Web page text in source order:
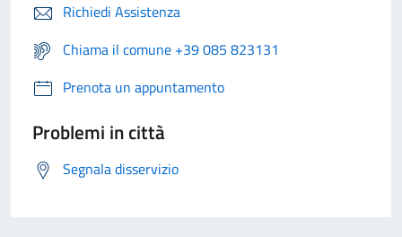
Richiedi Assistenza
Chiama il comune +39 085 823131
Prenota un appuntamento
Problemi in città
Segnala disservizio